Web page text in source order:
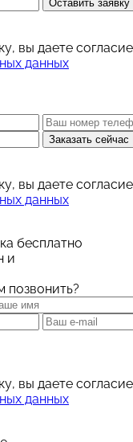
Оставить заявку
вы даете
данных
Заказать сейчас
вы даете
данных
бесплатно
и
позвонить?
вы даете
данных